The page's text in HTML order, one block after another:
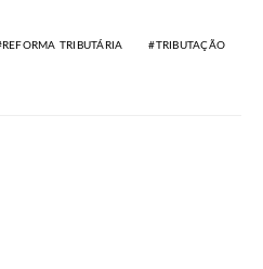
REFORMA TRIBUTÁRIA TRIBUTAÇÃO